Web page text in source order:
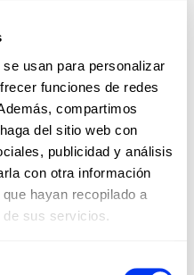
usan para personalizar
funciones de redes
compartimos
del sitio web con
publicidad y análisis
con otra información
hayan recopilado a
de sus servicios.
producto también